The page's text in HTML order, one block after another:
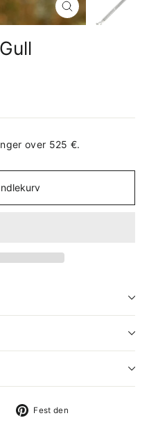
Lukk
(esc)
over 525 €.
Tweet Fest den